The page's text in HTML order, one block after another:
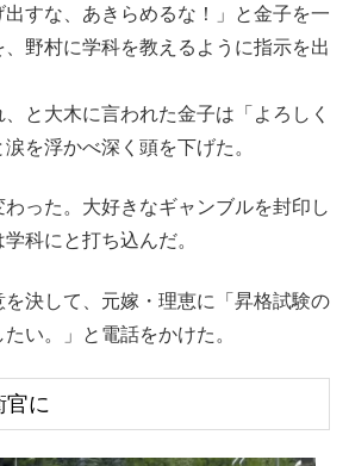
すな、あきらめるな！」と金子を一
野村に学科を教えるように指示を出
と大木に言われた金子は「よろしく
を浮かべ深く頭を下げた。
った。大好きなギャンブルを封印し
科にと打ち込んだ。
決して、元嫁・理恵に「昇格試験の
い。」と電話をかけた。
官に